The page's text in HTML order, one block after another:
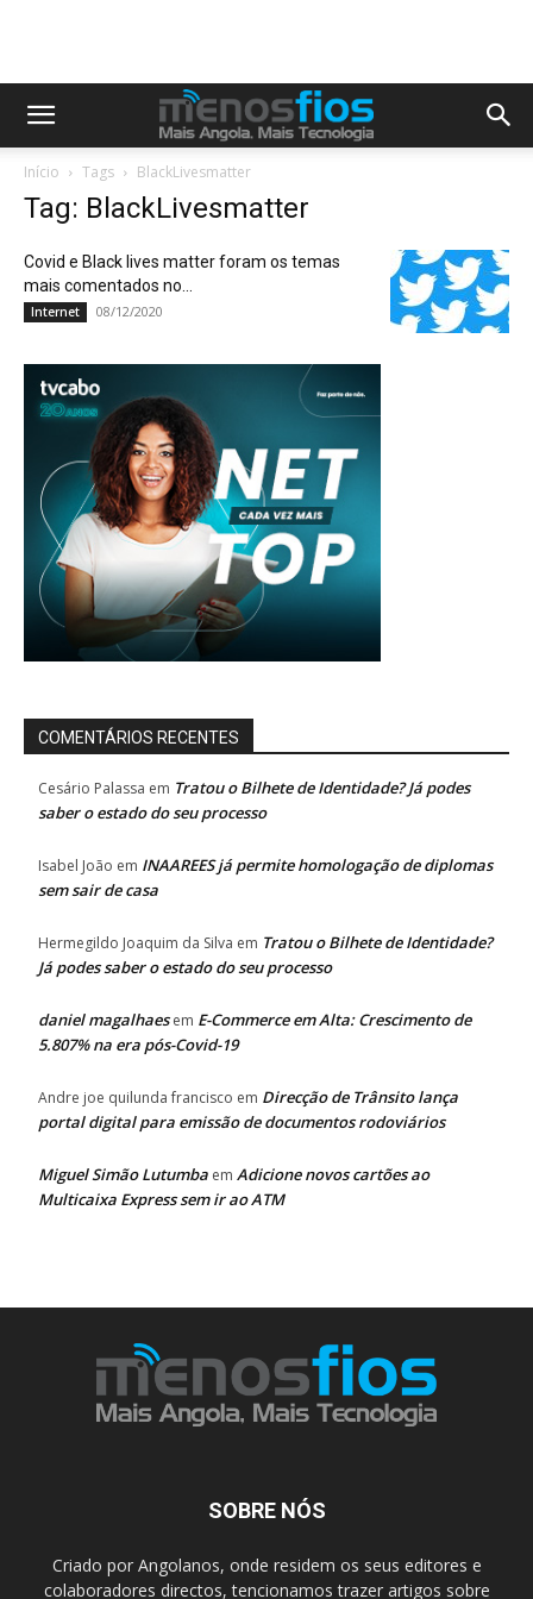
Início Tags BlackLivesmatter
Tag: BlackLivesmatter
Covid e Black lives matter foram os temas
mais comentados no...
Internet 08/12/2020
COMENTÁRIOS RECENTES
Cesário Palassa em Tratou o Bilhete de Identidade? Já podes
saber o estado do seu processo
Isabel João em INAAREES já permite homologação de diplomas
sem sair de casa
Hermegildo Joaquim da Silva em Tratou o Bilhete de Identidade?
Já podes saber o estado do seu processo
daniel magalhaesem E-Commerce em Alta: Crescimento de
5.807% na era pós-Covid-19
Andre joe quilunda francisco em Direcção de Trânsito lança
portal digital para emissão de documentos rodoviários
Miguel Simão Lutumba em Adicione novos cartões ao
Multicaixa Express sem ir ao ATM
SOBRE NÓS
Criado por Angolanos, onde residem os seus editores e
colaboradores directos, tencionamos trazer artigos sobre